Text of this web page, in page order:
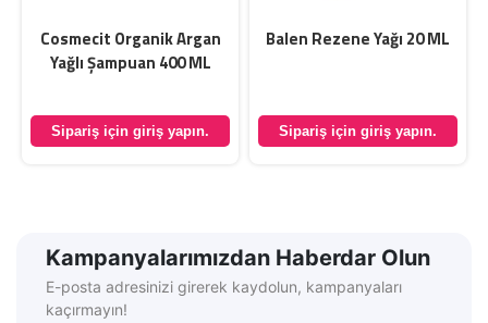
Cosmecit Organik Argan
Yağlı Şampuan 400 ML
Sipariş için giriş yapın.
Balen Rezene Yağı 20 ML
Sipariş için giriş yapın.
Kampanyalarımızdan Haberdar Olun
E-posta adresinizi girerek kaydolun, kampanyaları
kaçırmayın!